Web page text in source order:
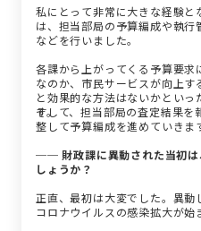
私にとって非常に大きな経験
は、担当部局の予算編成や執
などを行いました。
各課から上がってくる予算要
なのか、市民サービスが向上
と効果的な方法はないかとい
す。
そして、担当部局の査定結果
整して予算編成を進めていきま
── 財政課に異動された当初は
しょうか？
正直、最初は大変でした。異
コロナウイルスの感染拡大が始